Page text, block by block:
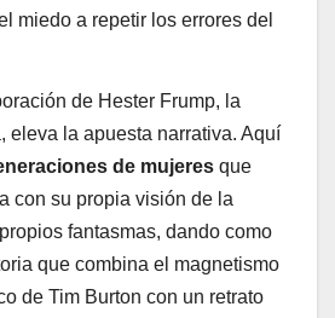
miedo a repetir los errores del
de Hester Frump, la
eleva la apuesta narrativa. Aquí
de mujeres que
con su propia visión de la
fantasmas, dando como
que combina el magnetismo
de Tim Burton con un retrato